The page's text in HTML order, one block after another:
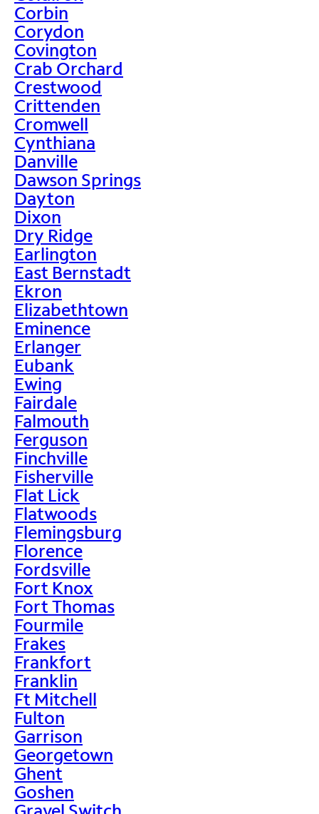
Corbin
Corydon
Covington
Crab Orchard
Crestwood
Crittenden
Cromwell
Cynthiana
Danville
Dawson Springs
Dayton
Dixon
Dry Ridge
Earlington
East Bernstadt
Ekron
Elizabethtown
Eminence
Erlanger
Eubank
Ewing
Fairdale
Falmouth
Ferguson
Finchville
Fisherville
Flat Lick
Flatwoods
Flemingsburg
Florence
Fordsville
Fort Knox
Fort Thomas
Fourmile
Frakes
Frankfort
Franklin
Ft Mitchell
Fulton
Garrison
Georgetown
Ghent
Goshen